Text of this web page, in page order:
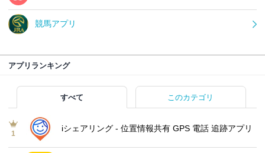
競馬アプリ
アプリランキング
すべて このカテゴリ
1
iシェアリング - 位置情報共有 GPS 電話 追跡アプリ